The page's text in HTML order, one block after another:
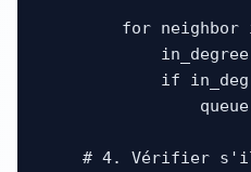
for neighbor
if
# 4. Vérifier